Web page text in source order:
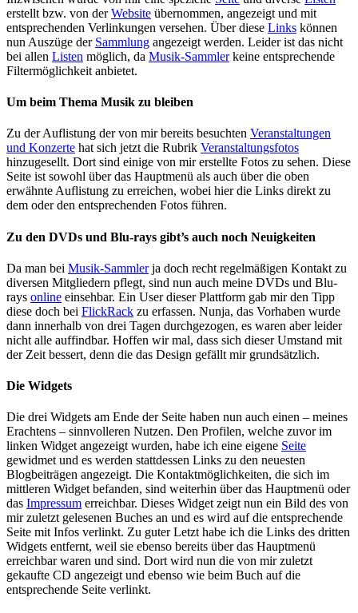
erstellt bzw. von derWebsite übernommen, angezeigt und mit
entsprechenden Verlinkungen versehen. Über diese Links können
nun Auszüge der Sammlung angezeigt werden. Leider ist das nicht
bei allen Listen möglich, da Musik-Sammlerkeine entsprechende
Filtermöglichkeit anbietet.
Um beim Thema Musik zu bleiben
Zu der Auflistung der von mir bereits besuchten Veranstaltungen
und Konzerte hat sich jetzt die Rubrik Veranstaltungsfotos
hinzugesellt. Dort sind einige von mir erstellte Fotos zu sehen. Diese
Seite ist sowohl über das Hauptmenü als auch über die oben
erwähnte Auflistung zu erreichen, wobei hier die Links direkt zu
dem oder den entsprechenden Fotos führen.
Zu den DVDs und Blu-rays gibt’s auch noch Neuigkeiten
Da man bei Musik-Sammlerja doch recht regelmäßigen Kontakt zu
diversen Mitgliedern pflegt, sind nun auch meine DVDs und Blu-
rays online einsehbar. Ein User dieser Plattform gab mir den Tipp
diese doch bei FlickRack zu erfassen. Nunja, das Vorhaben wurde
dann innerhalb von drei Tagen durchgezogen, es waren aber leider
nicht alle auffindbar. Hoffen wir mal, dass sich dieser Umstand mit
der Zeit bessert, denn die das Design gefällt mir grundsätzlich.
Die Widgets
Die drei Widgets am Ende der Seite haben nun auch einen – meines
Erachtens – sinnvolleren Nutzen. Den Profilen, welche zuvor im
linken Widget angezeigt wurden, habe ich eine eigene Seite
gewidmet und es werden stattdessen Links zu den neuesten
Blogbeiträgen angezeigt. Die Kontaktmöglichkeiten, die sich im
mittleren Widget befanden, sind weiterhin über das Hauptmenü oder
das Impressum erreichbar. Dieses Widget zeigt nun ein Bild des von
mir zuletzt gelesenen Buches an und es wird auf die entsprechende
Seite mit Infos verlinkt. Zu guter Letzt habe ich die Links des dritten
Widgets entfernt, weil sie ebenso bereits über das Hauptmenü
erreichbar waren und sind. Dort wird nun die von mir zuletzt
gekaufte CD angezeigt und ebenso wie beim Buch auf die
entsprechende Seite verlinkt.